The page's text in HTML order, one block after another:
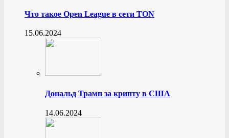
Что такое Open League в сети TON
15.06.2024
Дональд Трамп за крипту в США
14.06.2024